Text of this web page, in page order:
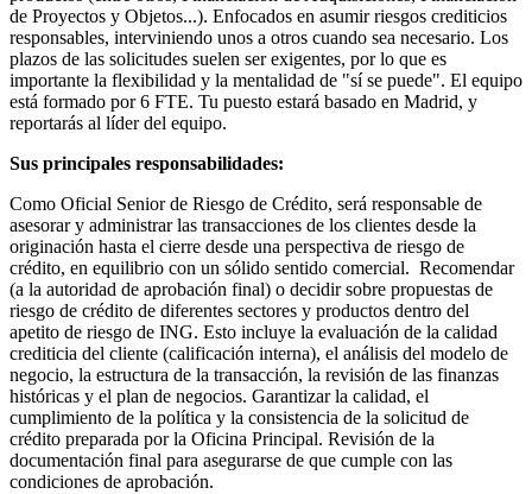
de Proyectos y Objetos...). Enfocados en asumir riesgos crediticios
responsables, interviniendo unos a otros cuando sea necesario. Los
plazos de las solicitudes suelen ser exigentes, por lo que es
importante la flexibilidad y la mentalidad de "sí se puede". El equipo
está formado por 6 FTE. Tu puesto estará basado en Madrid, y
reportarás al líder del equipo.
Sus principales responsabilidades:
Como Oficial Senior de Riesgo de Crédito, será responsable de
asesorar y administrar las transacciones de los clientes desde la
originación hasta el cierre desde una perspectiva de riesgo de
crédito, en equilibrio con un sólido sentido comercial. Recomendar
(a la autoridad de aprobación final) o decidir sobre propuestas de
riesgo de crédito de diferentes sectores y productos dentro del
apetito de riesgo de ING. Esto incluye la evaluación de la calidad
crediticia del cliente (calificación interna), el análisis del modelo de
negocio, la estructura de la transacción, la revisión de las finanzas
históricas y el plan de negocios. Garantizar la calidad, el
cumplimiento de la política y la consistencia de la solicitud de
crédito preparada por la Oficina Principal. Revisión de la
documentación final para asegurarse de que cumple con las
condiciones de aprobación.